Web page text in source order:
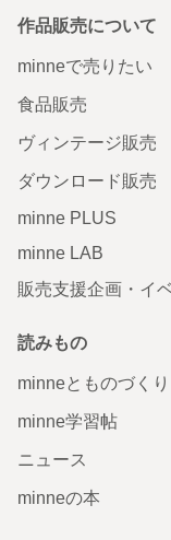
作品販売について
minneで売りたい
食品販売
ヴィンテージ販売
ダウンロード販売
minne PLUS
minne LAB
販売支援企画・イ
読みもの
minneとものづくり
minne学習帖
ニュース
minneの本